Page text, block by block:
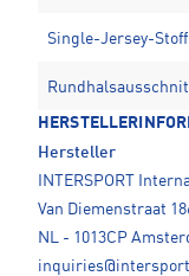
Single-Jersey-
Hersteller
INTERSPORT
Van Diemenstraat
NL - 1013CP